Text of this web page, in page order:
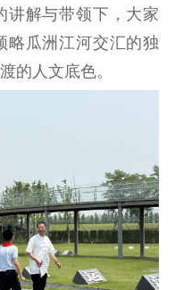
新闻发布
品牌栏目
紫艺舞台
文明培育
讲解与带领下，大家
略瓜洲江河交汇的独
的人文底色。